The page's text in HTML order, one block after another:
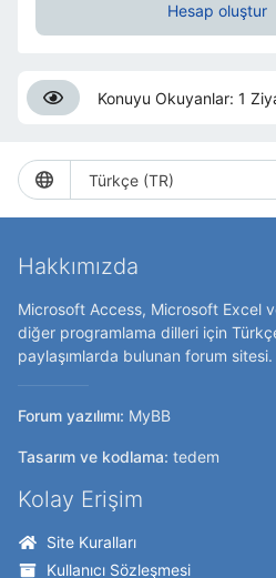
Hesap oluştur
Konuyu Okuyanlar: 1
Hakkımızda
Microsoft Access, Microsoft Excel
diğer programlama dilleri için
paylaşımlarda bulunan forum sitesi.
Forum yazılımı: MyBB
Tasarım ve kodlama: tedem
Kolay Erişim
Site Kuralları
Kullanıcı Sözleşmesi